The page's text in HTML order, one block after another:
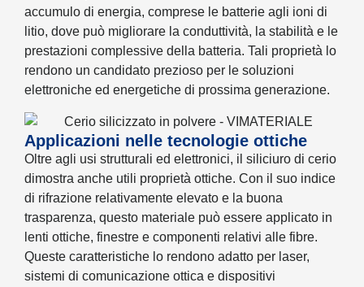
accumulo di energia, comprese le batterie agli ioni di
litio, dove può migliorare la conduttività, la stabilità e le
prestazioni complessive della batteria. Tali proprietà lo
rendono un candidato prezioso per le soluzioni
elettroniche ed energetiche di prossima generazione.
Applicazioni nelle tecnologie ottiche
Oltre agli usi strutturali ed elettronici, il siliciuro di cerio
dimostra anche utili proprietà ottiche. Con il suo indice
di rifrazione relativamente elevato e la buona
trasparenza, questo materiale può essere applicato in
lenti ottiche, finestre e componenti relativi alle fibre.
Queste caratteristiche lo rendono adatto per laser,
sistemi di comunicazione ottica e dispositivi